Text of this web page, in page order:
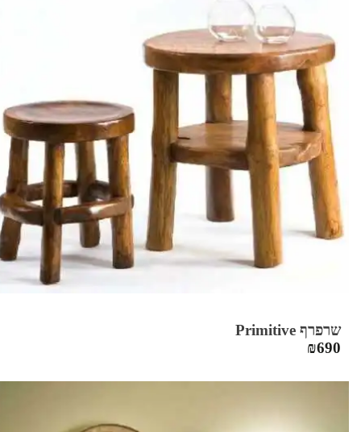
שרפרף Primitive
₪690